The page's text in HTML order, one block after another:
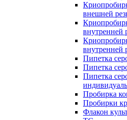
внешней
внутренней
внутренней
Пипетка
Пипетка
Пипетка
Пробирка
Пробирки
Флакон